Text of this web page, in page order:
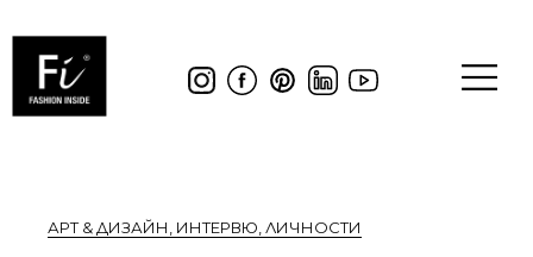
АРТ & ДИЗАЙН ИНТЕРВЮ ЛИЧНОСТИ